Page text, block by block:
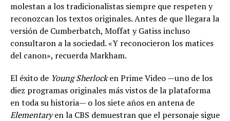
molestan a los tradicionalistas siempre que respeten y
reconozcan los textos originales. Antes de que llegara la
versión de Cumberbatch, Moffat y Gatiss incluso
consultaron a la sociedad. «Y reconocieron los matices
del canon», recuerda Markham.
El éxito de Young Sherlocken Prime Video —uno de los
diez programas originales más vistos de la plataforma
en toda su historia— o los siete años en antena de
Elementaryen la CBS demuestran que el personaje sigue